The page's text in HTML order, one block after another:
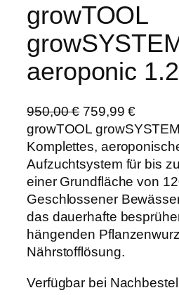
growTOOL
aeroponic 1.2
950,00€ U
r
s
p
r
ü
n
g
l
c
759,99€A
k
t
u
e
l
l
e
r
growTOOL
Komplettes,
Aufzuchtsystem für bis
einer Grundfläche von
Geschlossener
das dauerhafte
hängenden
Nährstofflösung.
Verfügbar bei